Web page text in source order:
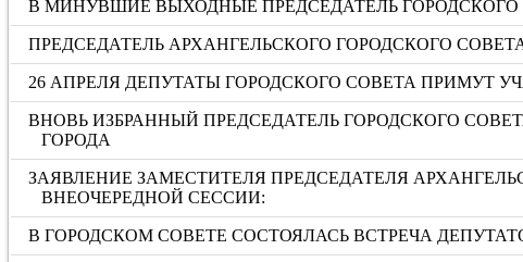
В МИНУВШИЕ ВЫХОДНЫЕ ПРЕДСЕДАТЕЛЬ
ПРЕДСЕДАТЕЛЬ АРХАНГЕЛЬСКОГО ГОРОДСКОГО
26 АПРЕЛЯ ДЕПУТАТЫ ГОРОДСКОГО СОВЕТА ПРИМУТ
ВНОВЬ ИЗБРАННЫЙ ПРЕДСЕДАТЕЛЬ ГОРОДСКОГО
ГОРОДА
ЗАЯВЛЕНИЕ ЗАМЕСТИТЕЛЯ ПРЕДСЕДАТЕЛЯ
ВНЕОЧЕРЕДНОЙ СЕССИИ:
В ГОРОДСКОМ СОВЕТЕ СОСТОЯЛАСЬ ВСТРЕЧА